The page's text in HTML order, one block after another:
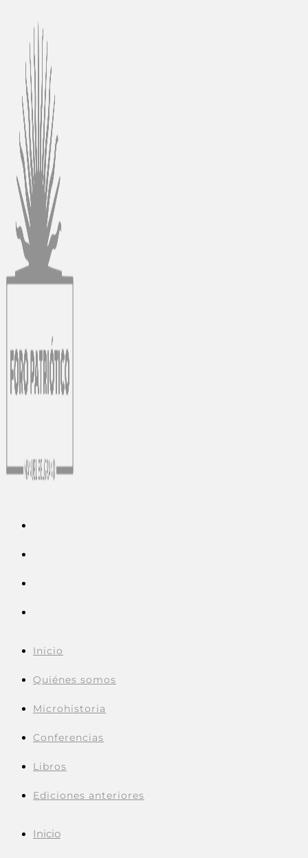
contenido
Inicio
Quiénes somos
Microhistoria
Conferencias
Libros
Ediciones anteriores
Inicio